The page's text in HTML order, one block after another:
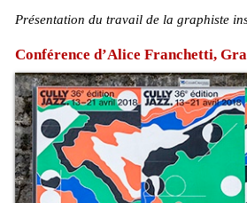
Présentation du travail de la graphiste
Conférence d’Alice Franchetti,